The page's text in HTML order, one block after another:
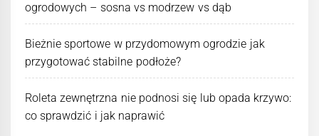
ogrodowych – sosna vs modrzew vs dąb
Bieżnie sportowe w przydomowym ogrodzie jak
przygotować stabilne podłoże?
Roleta zewnętrzna nie podnosi się lub opada krzywo:
co sprawdzić i jak naprawić